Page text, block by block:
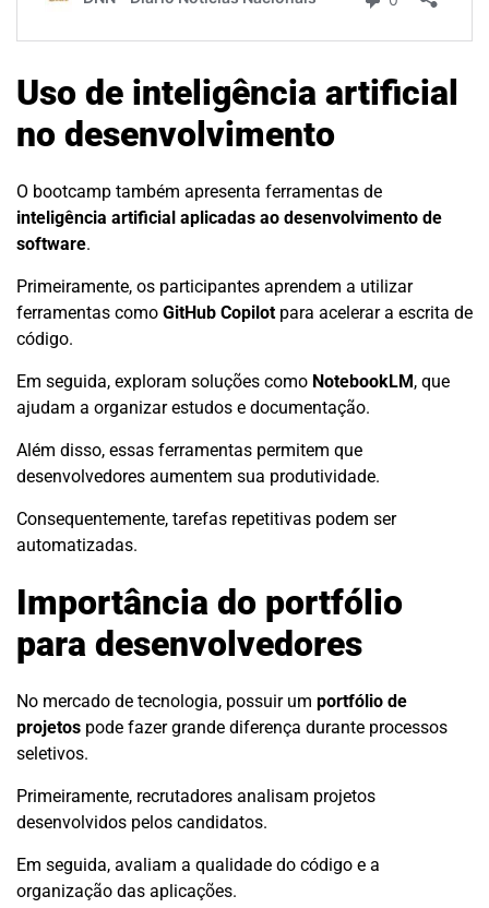
Uso de inteligência artificial
no desenvolvimento
O bootcamp também apresenta ferramentas de
inteligência artificial aplicadas ao desenvolvimento de
software.
Primeiramente, os participantes aprendem a utilizar
ferramentas como GitHub Copilot para acelerar a escrita de
código.
Em seguida, exploram soluções como NotebookLM, que
ajudam a organizar estudos e documentação.
Além disso, essas ferramentas permitem que
desenvolvedores aumentem sua produtividade.
Consequentemente, tarefas repetitivas podem ser
automatizadas.
Importância do portfólio
para desenvolvedores
No mercado de tecnologia, possuir um portfólio de
projetos pode fazer grande diferença durante processos
seletivos.
Primeiramente, recrutadores analisam projetos
desenvolvidos pelos candidatos.
Em seguida, avaliam a qualidade do código e a
organização das aplicações.